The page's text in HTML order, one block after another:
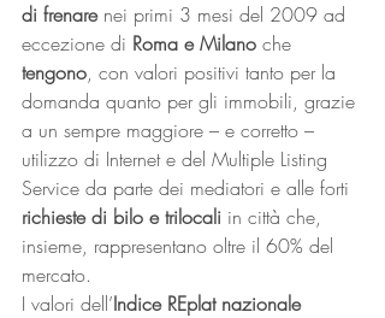
Connect
di frenare nei primi 3 mesi del 2009 ad
eccezione di Roma e Milano che
tengono, con valori positivi tanto per la
domanda quanto per gli immobili, grazie
a un sempre maggiore – e corretto –
utilizzo di Internet e del Multiple Listing
Service da parte dei mediatori e alle forti
richieste di bilo e trilocali in città che,
insieme, rappresentano oltre il 60% del
mercato.
I valori dell’Indice REplat nazionale